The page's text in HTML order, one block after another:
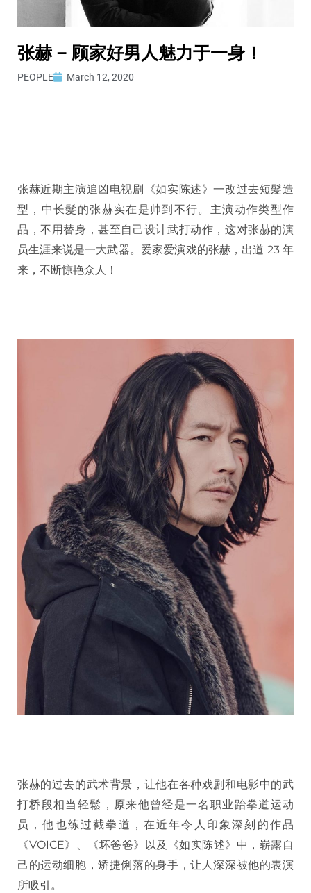
张赫 – 顾家好男人魅力于一身！
PEOPLE March 12, 2020
张赫近期主演追凶电视剧《如实陈述》一改过去短髮造
型，中长髮的张赫实在是帅到不行。主演动作类型作
品，不用替身，甚至自己设计武打动作，这对张赫的演
员生涯来说是一大武器。爱家爱演戏的张赫，出道 23 年
来，不断惊艳众人！
张赫的过去的武术背景，让他在各种戏剧和电影中的武
打桥段相当轻鬆，原来他曾经是一名职业跆拳道运动
员，他也练过截拳道，在近年令人印象深刻的作品
《VOICE》、《坏爸爸》以及《如实陈述》中，崭露自
己的运动细胞，矫捷俐落的身手，让人深深被他的表演
所吸引。